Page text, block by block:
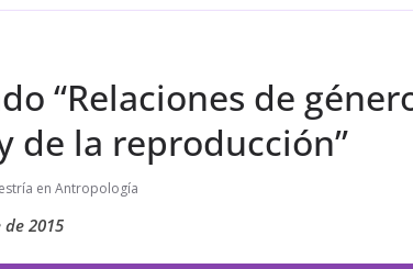
“Relaciones de
de la reproducción”
en Antropología
de 2015